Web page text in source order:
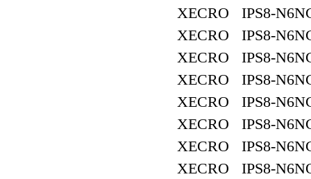
XECRO IPS8-
XECRO IPS8-
XECRO IPS8-
XECRO IPS8-
XECRO IPS8-
XECRO IPS8-
XECRO IPS8-
XECRO IPS8-